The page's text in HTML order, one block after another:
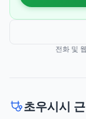
전화 및
초우시시